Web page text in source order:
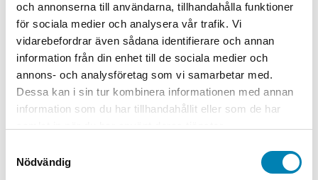
och annonserna till användarna, tillhandahålla funktioner
för sociala medier och analysera vår trafik. Vi
vidarebefordrar även sådana identifierare och annan
information från din enhet till de sociala medier och
annons- och analysföretag som vi samarbetar med.
Dessa kan i sin tur kombinera informationen med annan
information som du har tillhandahållit eller som de har
Nödvändig
Medaljband Metallic Brons
20,00kr16,00kr ink. momsex. moms
Lägg till i
varukorg